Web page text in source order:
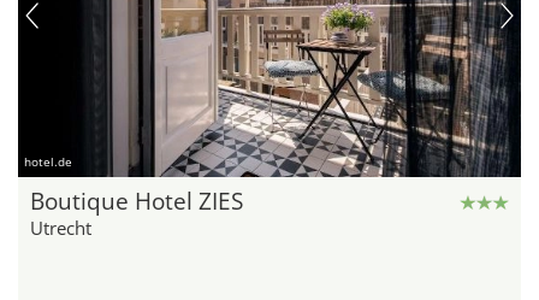
hotel.de
Boutique Hotel ZIES
Utrecht